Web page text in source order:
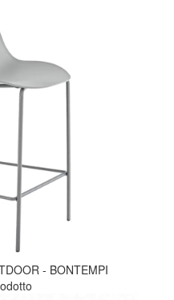
- BONTEMPI